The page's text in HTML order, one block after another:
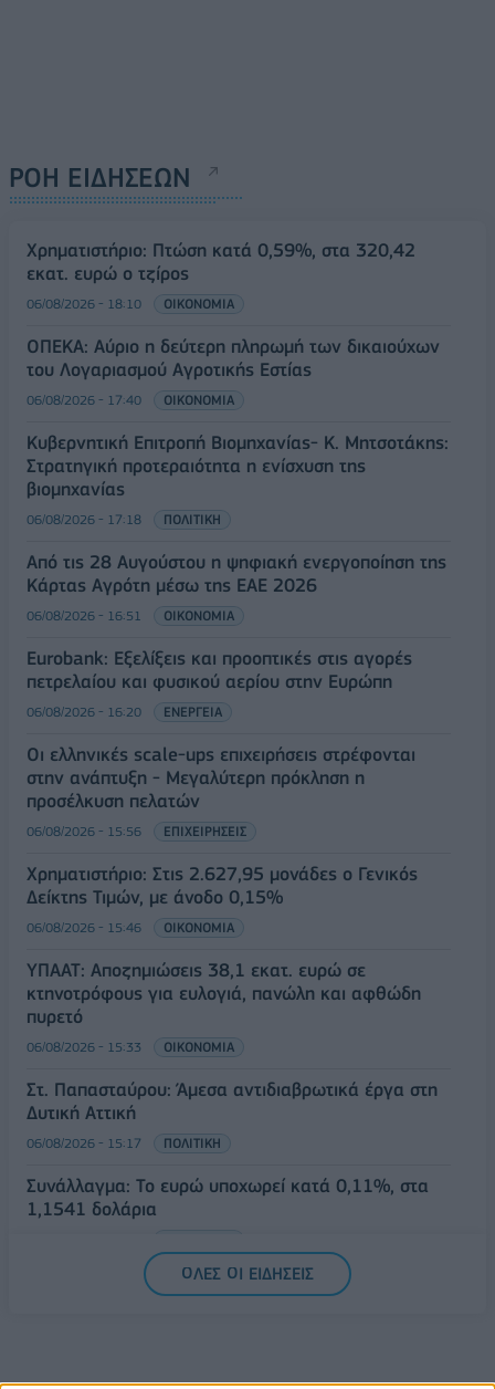
ΡΟΗ ΕΙΔΗΣΕΩΝ
Χρηματιστήριο: Πτώση κατά 0,59%, στα 320,42
εκατ. ευρώ ο τζίρος
06/08/2026 - 18:10 ΟΙΚΟΝΟΜΙΑ
ΟΠΕΚΑ: Αύριο η δεύτερη πληρωμή των δικαιούχων
του Λογαριασμού Αγροτικής Εστίας
06/08/2026 - 17:40 ΟΙΚΟΝΟΜΙΑ
Κυβερνητική Επιτροπή Βιομηχανίας- Κ. Μητσοτάκης:
Στρατηγική προτεραιότητα η ενίσχυση της
βιομηχανίας
06/08/2026 - 17:18 ΠΟΛΙΤΙΚΗ
Από τις 28 Αυγούστου η ψηφιακή ενεργοποίηση της
Κάρτας Αγρότη μέσω της ΕΑΕ 2026
06/08/2026 - 16:51 ΟΙΚΟΝΟΜΙΑ
Eurobank: Εξελίξεις και προοπτικές στις αγορές
πετρελαίου και φυσικού αερίου στην Ευρώπη
06/08/2026 - 16:20 ΕΝΕΡΓΕΙΑ
Οι ελληνικές scale-ups επιχειρήσεις στρέφονται
στην ανάπτυξη - Μεγαλύτερη πρόκληση η
προσέλκυση πελατών
06/08/2026 - 15:56 ΕΠΙΧΕΙΡΗΣΕΙΣ
Χρηματιστήριο: Στις 2.627,95 μονάδες ο Γενικός
Δείκτης Τιμών, με άνοδο 0,15%
06/08/2026 - 15:46 ΟΙΚΟΝΟΜΙΑ
ΥΠΑΑΤ: Αποζημιώσεις 38,1 εκατ. ευρώ σε
κτηνοτρόφους για ευλογιά, πανώλη και αφθώδη
πυρετό
06/08/2026 - 15:33 ΟΙΚΟΝΟΜΙΑ
Στ. Παπασταύρου: Άμεσα αντιδιαβρωτικά έργα στη
Δυτική Αττική
06/08/2026 - 15:17 ΠΟΛΙΤΙΚΗ
Συνάλλαγμα: Το ευρώ υποχωρεί κατά 0,11%, στα
1,1541 δολάρια
ΟΛΕΣ ΟΙ ΕΙΔΗΣΕΙΣ